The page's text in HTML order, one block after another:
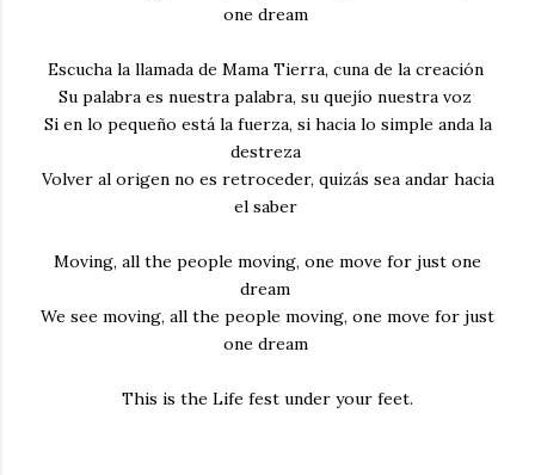
one dream
Escucha la llamada de Mama Tierra, cuna de la creación
Su palabra es nuestra palabra, su quejío nuestra voz
Si en lo pequeño está la fuerza, si hacia lo simple anda la
destreza
Volver al origen no es retroceder, quizás sea andar hacia
el saber
Moving, all the people moving, one move for just one
dream
We see moving, all the people moving, one move for just
one dream
This is the Life fest under your feet.